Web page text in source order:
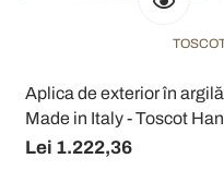
Aplica de exterior în
Made in Italy - Toscot
Lei 1.222,36